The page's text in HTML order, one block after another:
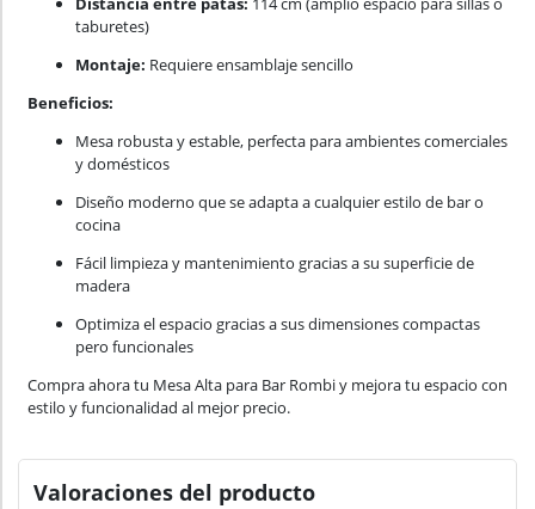
taburetes)
Montaje: Requiere ensamblaje sencillo
Beneficios:
Mesa robusta y estable, perfecta para ambientes comerciales
y domésticos
Diseño moderno que se adapta a cualquier estilo de bar o
cocina
Fácil limpieza y mantenimiento gracias a su superficie de
madera
Optimiza el espacio gracias a sus dimensiones compactas
pero funcionales
Compra ahora tu Mesa Alta para Bar Rombi y mejora tu espacio con
estilo y funcionalidad al mejor precio.
Valoraciones del producto